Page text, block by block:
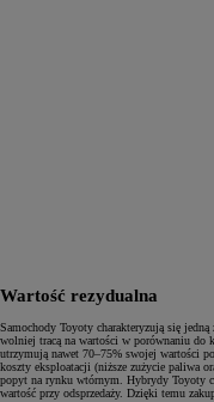
Wartość rezydualna
Samochody Toyoty charakteryzują się
wolniej tracą na wartości w porównaniu do
utrzymują nawet 70–75% swojej wartości
koszty eksploatacji (niższe zużycie paliwa
popyt na rynku wtórnym. Hybrydy Toyoty
wartość przy odsprzedaży. Dzięki temu